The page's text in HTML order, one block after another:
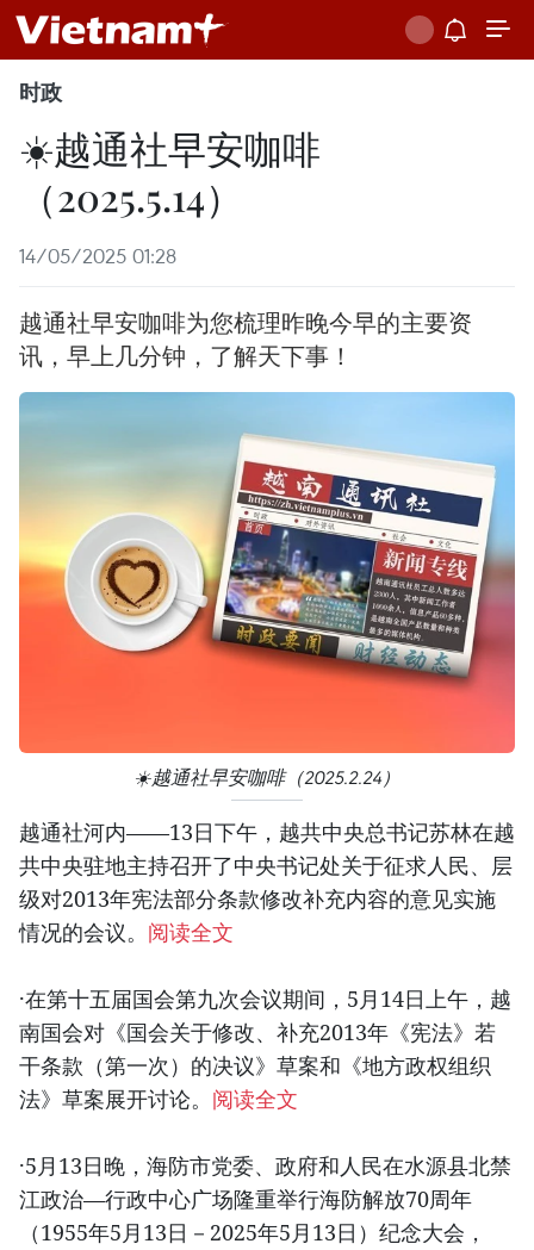
时政
☀️越通社早安咖啡
（2025.5.14）
14/05/2025 01:28
越通社早安咖啡为您梳理昨晚今早的主要资
讯，早上几分钟，了解天下事！
☀️越通社早安咖啡（2025.2.24）
越通社河内——13日下午，越共中央总书记苏林在越
共中央驻地主持召开了中央书记处关于征求人民、层
级对2013年宪法部分条款修改补充内容的意见实施
情况的会议。 阅读全文
·在第十五届国会第九次会议期间，5月14日上午，越
南国会对《国会关于修改、补充2013年《宪法》若
干条款（第一次）的决议》草案和《地方政权组织
法》草案展开讨论。 阅读全文
·5月13日晚，海防市党委、政府和人民在水源县北禁
江政治—行政中心广场隆重举行海防解放70周年
（1955年5月13日－2025年5月13日）纪念大会，